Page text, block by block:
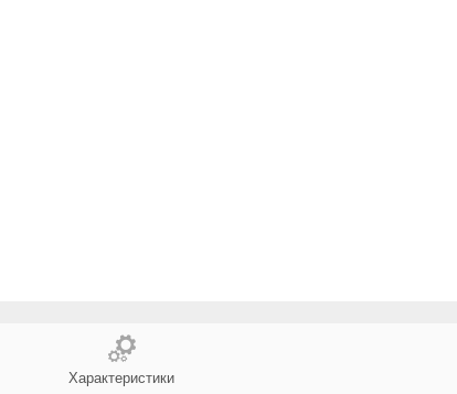
Характеристики